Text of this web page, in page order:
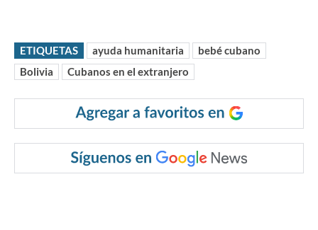
ETIQUETAS ayuda humanitaria
bebé cubano
Bolivia
Cubanos en el extranjero